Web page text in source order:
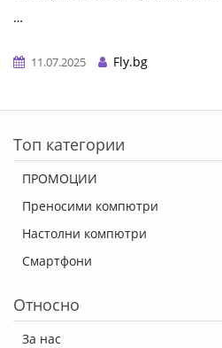
…
11.07.2025
Fly.bg
Топ категории
ПРОМОЦИИ
Преносими компютри
Настолни компютри
Смартфони
Относно
За нас